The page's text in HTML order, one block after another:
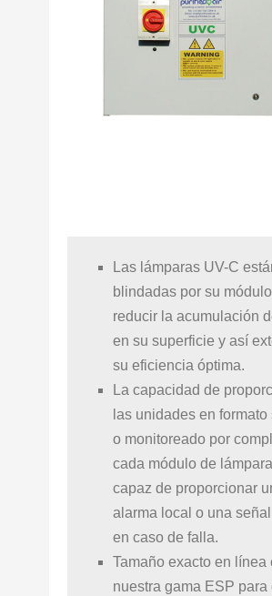
Las lámparas UV-C
blindadas por su
reducir la acumulación
en su superficie y así
su eficiencia óptima.
La capacidad de
las unidades en formato
o monitoreado por
cada módulo de
capaz de proporcionar
alarma local o una
en caso de falla.
Tamaño exacto en línea
nuestra gama ESP para